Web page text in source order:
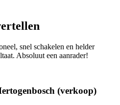
snel schakelen en helder
Absoluut een aanrader!
(verkoop)